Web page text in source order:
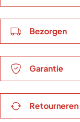
Bezorgen
Garantie
Retourneren